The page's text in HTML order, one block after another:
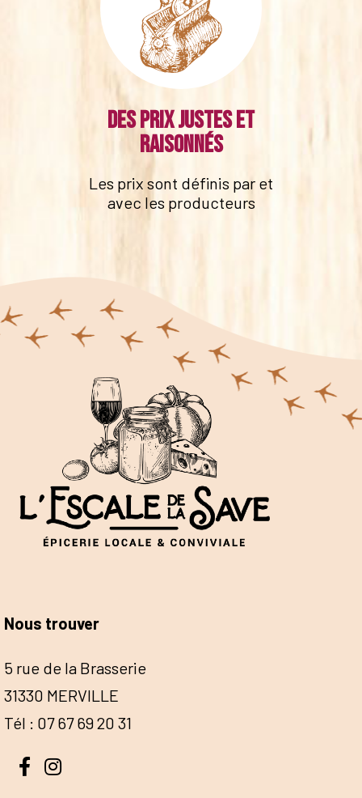
Des prix justes et
raisonnés
Les prix sont définis par et
avec les producteurs
Nous trouver
5 rue de la Brasserie
31330 MERVILLE
Tél : 07 67 69 20 31